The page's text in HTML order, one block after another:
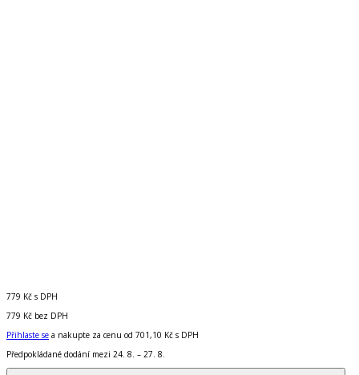
779 Kč s DPH
779 Kč bez DPH
Přihlaste se a nakupte za cenu od 701,10 Kč s DPH
Předpokládané dodání mezi 24. 8. – 27. 8.